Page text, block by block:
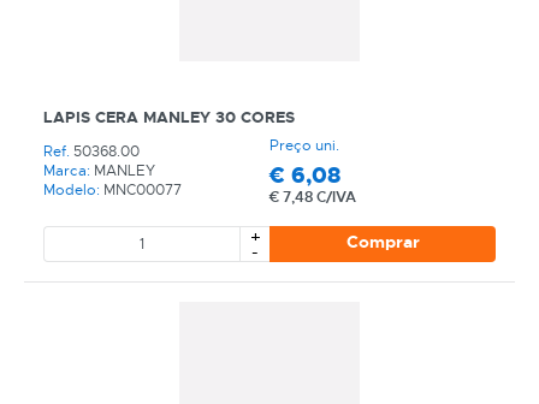
LAPIS CERA MANLEY 30 CORES
Ref. 50368.00
Marca: MANLEY
Modelo: MNC00077
Preço uni.
€ 6,08
€7,48 C/IVA
+
- Comprar